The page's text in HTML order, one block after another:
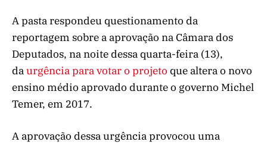
A pasta respondeu questionamento da
reportagem sobre a aprovação na Câmara dos
Deputados, na noite dessa quarta-feira (13),
daurgência para votar o projeto que altera o novo
ensino médio aprovado durante o governo Michel
Temer, em 2017.
A aprovação dessa urgência provocou uma